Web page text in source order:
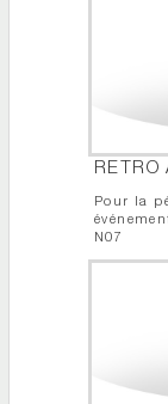
RETRO
Pour la
N07